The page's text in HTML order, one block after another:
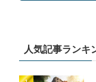
人気記事ランキ